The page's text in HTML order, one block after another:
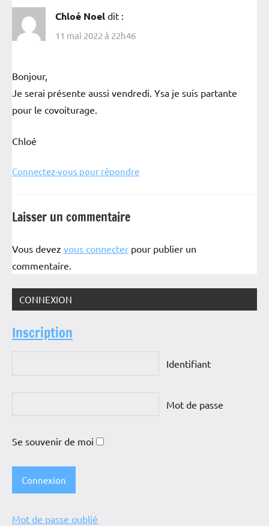
Chloé Noel dit :
11 mai 2022 à 22h46
Bonjour,
Je serai présente aussi vendredi. Ysa je suis partante
pour le covoiturage.
Chloé
Connectez-vous pour répondre
Laisser un commentaire
Vous devez vous connecter pour publier un
commentaire.
CONNEXION
Inscription
Identifiant
Mot de passe
Se souvenir de moi
Mot de passe oublié